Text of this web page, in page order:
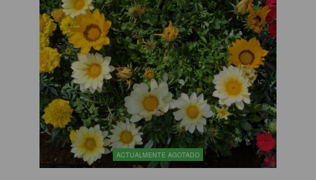
ACTUALMENTE AGOTADO